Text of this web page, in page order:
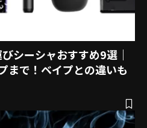
シーシャおすすめ9選｜
まで！ベイプとの違いも